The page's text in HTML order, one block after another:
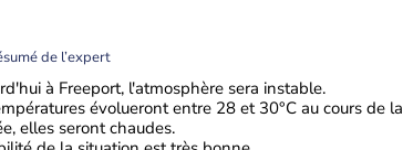
de l’expert
à Freeport, l'atmosphère sera instable.
évolueront entre 28 et 30°C au cours de la
elles seront chaudes.